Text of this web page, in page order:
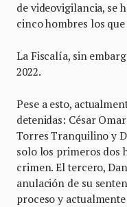
de videovigilancia, se
cinco hombres los
La Fiscalía, sin
2022.
Pese a esto,
detenidas: César
Torres Tranquilino y
solo los primeros dos
crimen. El tercero,
anulación de su
proceso y